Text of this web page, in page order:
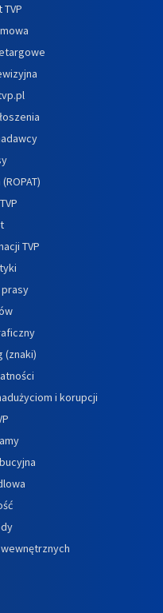
TVP
(znaki)
i korupcji